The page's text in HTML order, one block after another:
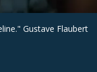
Gustave Flaubert